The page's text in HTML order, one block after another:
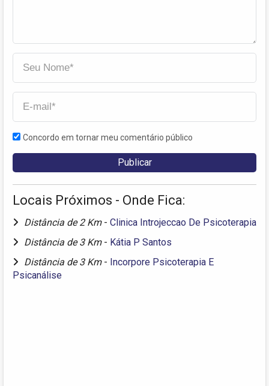
Concordo em tornar meu comentário público
Locais Próximos - Onde Fica:
Distância de 2 Km - Clinica Introjeccao De Psicoterapia
Distância de 3 Km - Kátia P Santos
Distância de 3 Km - Incorpore Psicoterapia E
Psicanálise